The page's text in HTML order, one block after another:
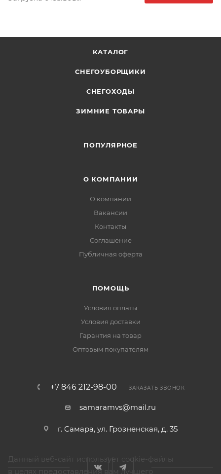
КАТАЛОГ
СНЕГОУБОРЩИКИ
СНЕГОХОДЫ
ЗИМНИЕ ТОВАРЫ
ПОПУЛЯРНОЕ
О КОМПАНИИ
О компании
Вакансии
Контакты
Соглашение
Публичная оферта
ПОМОЩЬ
Условия оплаты
Условия доставки
Гарантия на товар
Оптовым покупателям
+7 846 212-98-00 ЗАКАЗАТЬ ЗВОНОК
samaramvs@mail.ru
г. Самара, ул. Грозненская, д. 35
Данный веб-сайт использует cookie-файлы
в целях предоставления вам лучшего